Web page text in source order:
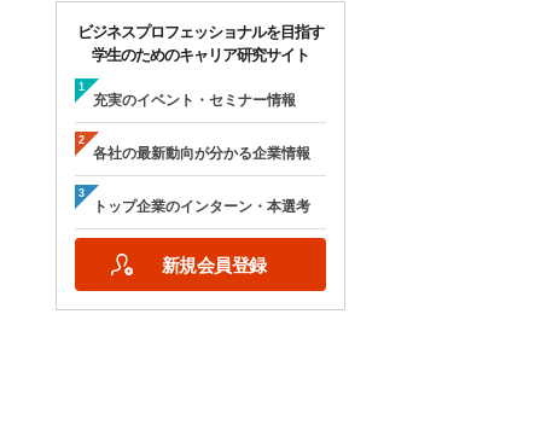
ビジネスプロフェッショナルを目指す
学生のためのキャリア研究サイト
充実のイベント・セミナー情報
各社の最新動向が分かる企業情報
トップ企業のインターン・本選考
新規会員登録